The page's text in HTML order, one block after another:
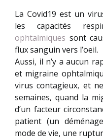
La Covid19 est un
les capacités
ophtalmiques sont
flux sanguin vers l’oeil.
Aussi, il n’y a aucun
et migraine
virus contagieux, et
semaines, quand la
d’un facteur
patient (un
mode de vie, une